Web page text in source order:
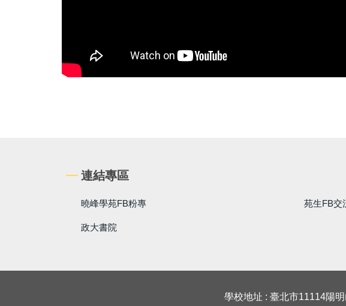
連結專區
曉峰學苑FB粉專 苑生FB交
政大書院
學校地址 : 臺北市11114陽